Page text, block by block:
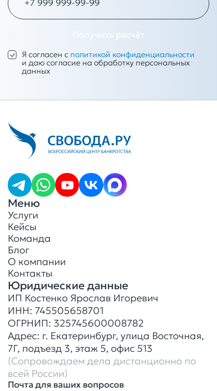
Получить расчёт
Я согласен с политикой конфиденциальности
и даю согласие на обработку персональных
данных
Меню
Услуги
Кейсы
Команда
Блог
О компании
Контакты
Юридические данные
ИП Костенко Ярослав Игоревич
ИНН: 745505658701
ОГРНИП: 325745600008782
Адрес: г. Екатеринбург, улица Восточная,
7Г, подъезд 3, этаж 5, офис 513
(Сопровождаем дела дистанционно по
всей России)
Почта для ваших вопросов